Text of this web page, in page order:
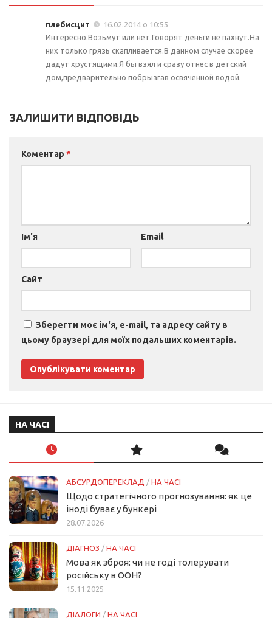
плебисцит
16.02.2014 о 10:55
Интересно.Возьмут или нет.Говорят деньги не пахнут.На
них только грязь скапливается.В данном случае скорее
дадут хрустящими.Я бы взял и сразу отнес в детский
дом,предварительно побрызгав освяченной водой.
ЗАЛИШИТИ ВІДПОВІДЬ
Коментар *
Ім'я Email
Сайт
Зберегти моє ім'я, e-mail, та адресу сайту в
цьому браузері для моїх подальших коментарів.
НА ЧАСІ
АБСУРДОПЕРЕКЛАД / НА ЧАСІ
Щодо стратегічного прогнозування: як це
іноді буває у бункері
28.07.2026
ДІАГНОЗ / НА ЧАСІ
Мова як зброя: чи не годі толерувати
російську в ООН?
15.11.2025
ДІАЛОГИ / НА ЧАСІ